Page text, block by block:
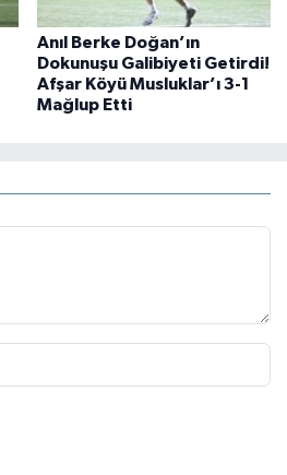
Anıl Berke Doğan’ın
Dokunuşu Galibiyeti Getirdi!
Afşar Köyü Musluklar’ı 3-1
Mağlup Etti